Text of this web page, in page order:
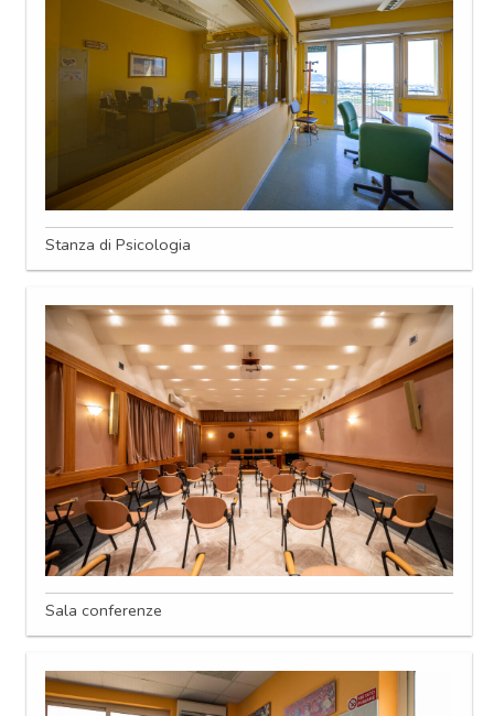
Stanza di Psicologia
Sala conferenze